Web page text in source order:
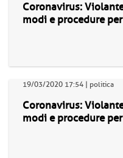
Coronavirus:
modi e procedure
19/03/2020 17:54 | politica
Coronavirus:
modi e procedure